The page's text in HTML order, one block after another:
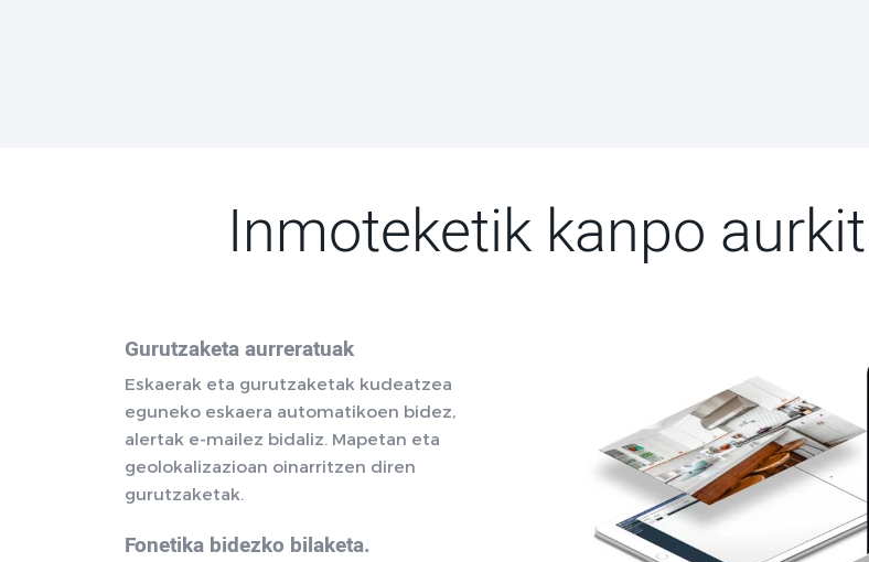
Inmoteketik kanpo
Gurutzaketa aurreratuak
Eskaerak eta gurutzaketak kudeatzea
eguneko eskaera automatikoen bidez,
alertak e-mailez bidaliz. Mapetan eta
geolokalizazioan oinarritzen diren
gurutzaketak.
Fonetika bidezko bilaketa.